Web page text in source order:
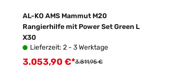
AL-KO AMS Mammut M20
Rangierhilfe mit Power Set Green L
X30
Lieferzeit: 2 - 3 Werktage
Verkaufspreis:
3.053,90 €*Regulärer Preis:
3.811,95 €